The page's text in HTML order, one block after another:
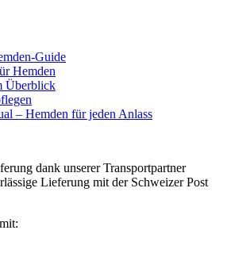
Guide
Hemden
Überblick
– Hemden für jeden Anlass
dank unserer Transportpartner
Lieferung mit der Schweizer Post